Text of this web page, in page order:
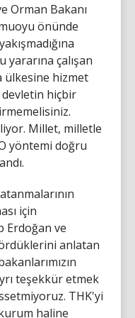
Orman Bakanı
önünde
yararına çalışan
ülkesine hizmet
hiçbir
Millet, milletle
yöntemi doğru
için
Erdoğan ve
anlatan
teşekkür etmek
THK'yi
haline